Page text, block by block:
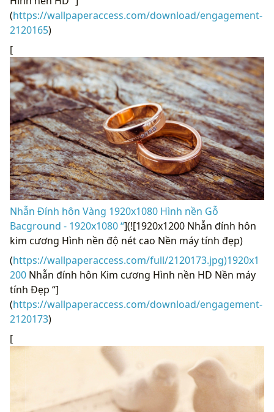
(https://wallpaperaccess.com/download/engagement-
2120165)
[
Nhẫn Đính hôn Vàng 1920x1080 Hình nền Gỗ
Bacground - 1920x1080 “](![1920x1200 Nhẫn đính hôn
kim cương Hình nền độ nét cao Nền máy tính đẹp)
(https://wallpaperaccess.com/full/2120173.jpg)1920x1
200 Nhẫn đính hôn Kim cương Hình nền HD Nền máy
tính Đẹp “]
(https://wallpaperaccess.com/download/engagement-
2120173)
[